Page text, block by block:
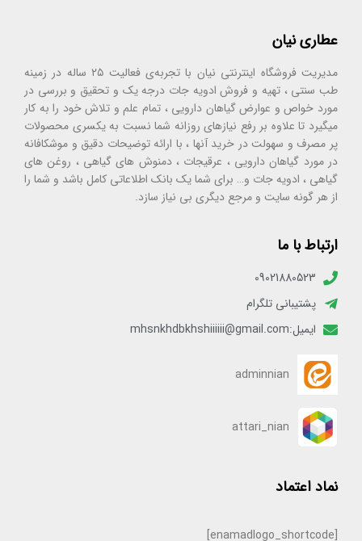
عطاری نیان
مدیریت فروشگاه اینترنتی نیان با تجربه‌ی فعالیت ۲۵ ساله در زمینه
طب سنتی ، تهیه و فروش ادویه جات درجه یک و تحقیق و بررسی در
مورد خواص و عوارض گیاهان دارویی ، تمام علم و تلاش خود را به کار
میگیرد تا علاوه بر رفع نیازهای روزانه شما نسبت به یکسری محصولات
پر مصرف و سهولت در خرید آنها ، با ارائه توضیحات دقیق و موشکافانه
در مورد گیاهان دارویی ، عرقیجات ، دمنوش های گیاهی ، روغن های
گیاهی ، ادویه جات و… برای شما یک بانک اطلاعاتی کامل باشد و شما را
از هر گونه سایت و مرجع دیگری بی نیاز سازد.
ارتباط با ما
09021880523
پشتیبانی تلگرام
ایمیل:mhsnkhdbkhshiiiiii@gmail.com
adminnian
attari_nian
نماد اعتماد
[enamadlogo_shortcode]